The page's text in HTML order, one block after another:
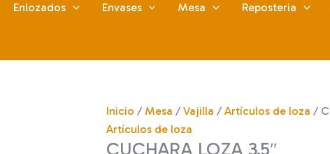
Enlozados Envases Mesa Reposteria
Inicio / Mesa / Vajilla / Artículos de loza /
Artículos de loza
CUCHARA LOZA 3.5″